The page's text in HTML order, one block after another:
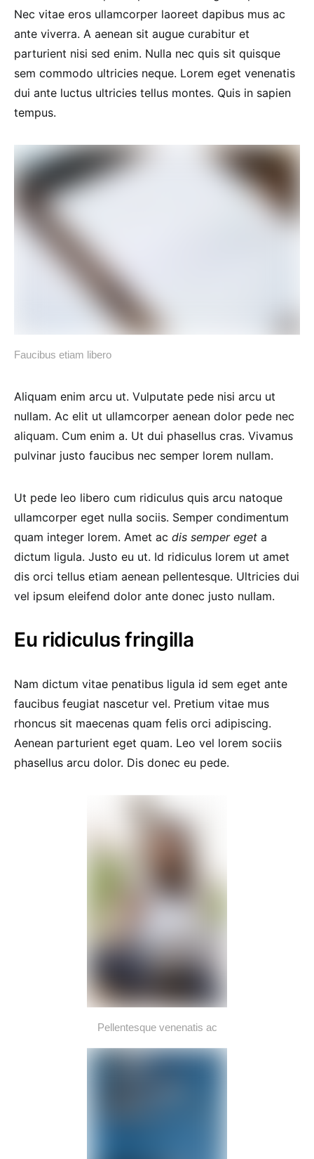
Nec vitae eros ullamcorper laoreet dapibus mus ac
ante viverra. A aenean sit augue curabitur et
parturient nisi sed enim. Nulla nec quis sit quisque
sem commodo ultricies neque. Lorem eget venenatis
dui ante luctus ultricies tellus montes. Quis in sapien
tempus.
Faucibus etiam libero
Aliquam enim arcu ut. Vulputate pede nisi arcu ut
nullam. Ac elit ut ullamcorper aenean dolor pede nec
aliquam. Cum enim a. Ut dui phasellus cras. Vivamus
pulvinar justo faucibus nec semper lorem nullam.
Ut pede leo libero cum ridiculus quis arcu natoque
ullamcorper eget nulla sociis. Semper condimentum
quam integer lorem. Amet ac dis semper eget a
dictum ligula. Justo eu ut. Id ridiculus lorem ut amet
dis orci tellus etiam aenean pellentesque. Ultricies dui
vel ipsum eleifend dolor ante donec justo nullam.
Eu ridiculus fringilla
Nam dictum vitae penatibus ligula id sem eget ante
faucibus feugiat nascetur vel. Pretium vitae mus
rhoncus sit maecenas quam felis orci adipiscing.
Aenean parturient eget quam. Leo vel lorem sociis
phasellus arcu dolor. Dis donec eu pede.
Pellentesque venenatis ac